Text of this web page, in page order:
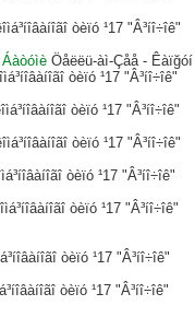
òèïó ¹17 "Â³íî÷îê"
Öåëëü-àì-Çåå -
òèïó ¹17 "Â³íî÷îê"
òèïó ¹17 "Â³íî÷îê"
òèïó ¹17 "Â³íî÷îê"
òèïó ¹17 "Â³íî÷îê"
òèïó ¹17 "Â³íî÷îê"
òèïó ¹17 "Â³íî÷îê"
òèïó ¹17 "Â³íî÷îê"